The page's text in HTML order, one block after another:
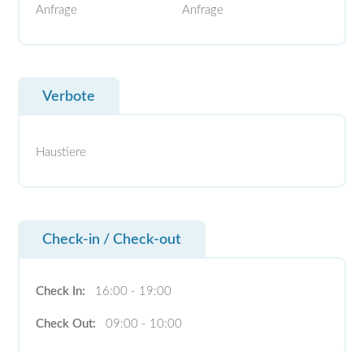
Anfrage Anfrage
Verbote
Haustiere
Check-in / Check-out
Check In: 16:00 - 19:00
Check Out: 09:00 - 10:00